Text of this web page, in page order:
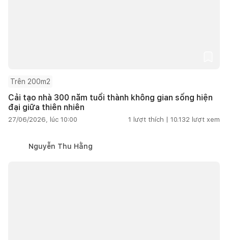
Trên 200m2
Cải tạo nhà 300 năm tuổi thành không gian sống hiện
đại giữa thiên nhiên
27/06/2026, lúc 10:00 1 lượt thích | 10.132 lượt xem
Nguyễn Thu Hằng